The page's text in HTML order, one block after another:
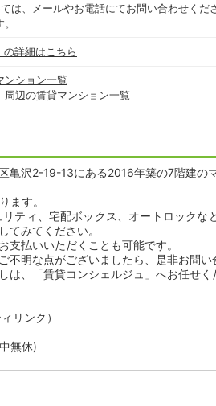
は、メールやお電話にてお問い合わせくだ
の詳細はこちら
ンション一覧
辺の賃貸マンション一覧
亀沢2-19-13にある2016年築の7階建の
ます。
ティ、宅配ボックス、オートロックな
てみてください。
支払いいただくことも可能です。
不明な点がございましたら、是非お問い
、「賃貸コンシェルジュ」へお任せく
リンク）
無休)